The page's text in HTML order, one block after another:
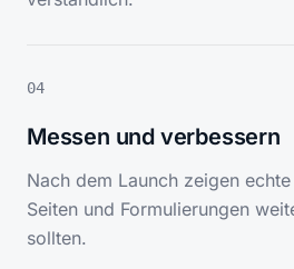
04
Messen und verbessern
Nach dem Launch zeigen
Seiten und Formulierungen
sollten.